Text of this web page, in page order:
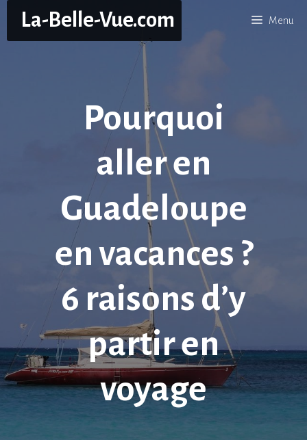
contenu
La-Belle-Vue.com Menu
Pourquoi
aller en
Guadeloupe
en vacances ?
6 raisons d’y
partir en
voyage